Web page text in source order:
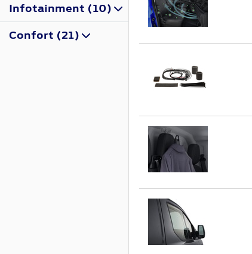
Infotainment (10)
Confort (21)